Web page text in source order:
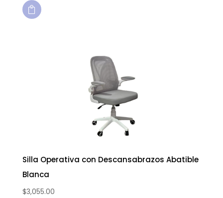

Silla Operativa con Descansabrazos Abatible
Blanca
$3,055.00